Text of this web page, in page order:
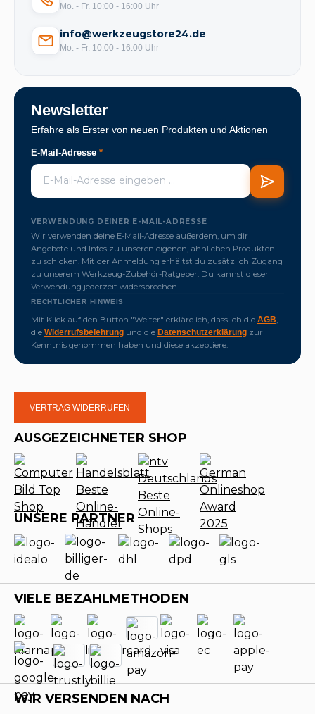
Mo. - Fr. 10:00 - 16:00 Uhr
info@werkzeugstore24.de
Mo. - Fr. 10:00 - 16:00 Uhr
Newsletter
Erfahre als Erster von neuen Produkten und Aktionen
E-Mail-Adresse *
VERWENDUNG DEINER E-MAIL-ADRESSE
Wir verwenden deine E-Mail-Adresse außerdem, um dir
Angebote und Infos zu unseren eigenen, ähnlichen Produkten
zu schicken. Mit der Anmeldung erhältst du zusätzlich Zugang
zu unserem Werkzeug-Zubehör-Ratgeber. Du kannst dieser
Verwendung jederzeit widersprechen.
RECHTLICHER HINWEIS
Mit Klick auf den Button "Weiter" erkläre ich, dass ich die AGB
die Widerrufsbelehrung und die Datenschutzerklärung zur
Kenntnis genommen haben und diese akzeptiere.
VERTRAG WIDERRUFEN
AUSGEZEICHNETER SHOP
UNSERE PARTNER
VIELE BEZAHLMETHODEN
WIR VERSENDEN NACH